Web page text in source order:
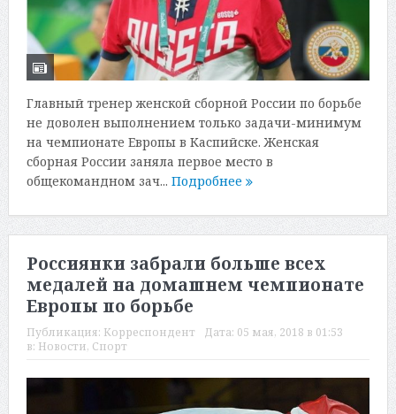
Главный тренер женской сборной России по борьбе
не доволен выполнением только задачи-минимум
на чемпионате Европы в Каспийске. Женская
сборная России заняла первое место в
общекомандном зач... Подробнее
Россиянки забрали больше всех
медалей на домашнем чемпионате
Европы по борьбе
Публикация: Корреспондент Дата: 05 мая, 2018 в 01:53
в: Новости, Спорт